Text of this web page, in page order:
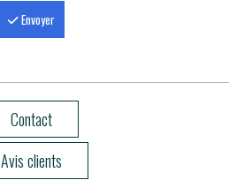
Envoyer
Contact
Avis clients